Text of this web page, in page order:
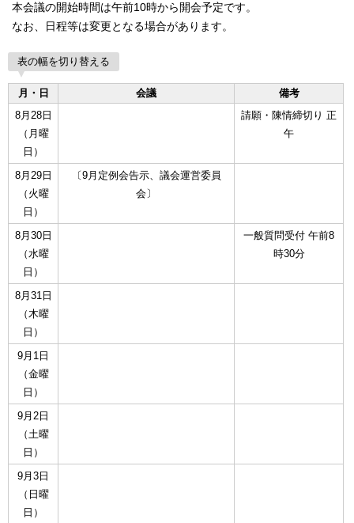
本会議の開始時間は午前10時から開会予定です。
なお、日程等は変更となる場合があります。
表の幅を切り替える
月・日 会議
備考
8月28日
（月曜
日）
請願・陳情締切り 正
午
8月29日
（火曜
日）
〔9月定例会告示、議会運営委員
会〕
8月30日
（水曜
日）
一般質問受付 午前8
時30分
8月31日
（木曜
日）
9月1日
（金曜
日）
9月2日
（土曜
日）
9月3日
（日曜
日）